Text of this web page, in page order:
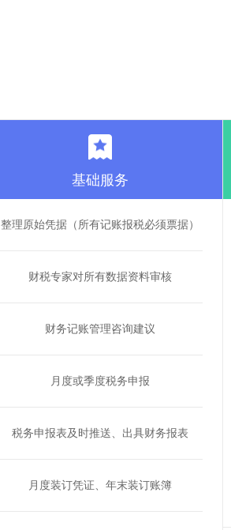
基础服务
整理原始凭据（所有记账报税必须票据）
财税专家对所有数据资料审核
财务记账管理咨询建议
月度或季度税务申报
税务申报表及时推送、出具财务报表
月度装订凭证、年末装订账簿